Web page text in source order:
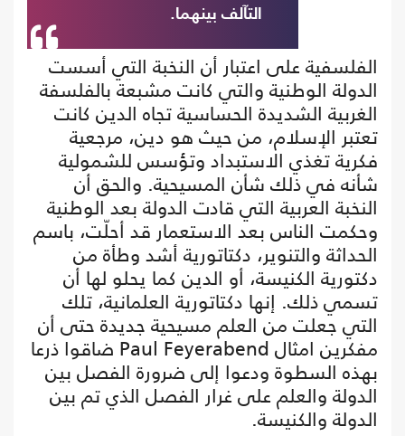
التآلف بينهما.
الفلسفية على اعتبار أن النخبة التي أسست
الدولة الوطنية والتي كانت مشبعة بالفلسفة
الغربية الشديدة الحساسية تجاه الدين كانت
تعتبر الإسلام، من حيث هو دين، مرجعية
فكرية تغذي الاستبداد وتؤسس للشمولية
شأنه في ذلك شأن المسيحية. والحق أن
النخبة العربية التي قادت الدولة بعد الوطنية
وحكمت الناس بعد الاستعمار قد أحلّت، باسم
الحداثة والتنوير، دكتاتورية أشد وطأة من
دكتورية الكنيسة، أو الدين كما يحلو لها أن
تسمي ذلك. إنها دكتاتورية العلمانية، تلك
التي جعلت من العلم مسيحية جديدة حتى أن
مفكرين امثال Paul Feyerabend ضاقوا ذرعا
بهذه السطوة ودعوا إلى ضرورة الفصل بين
الدولة والعلم على غرار الفصل الذي تم بين
الدولة والكنيسة.